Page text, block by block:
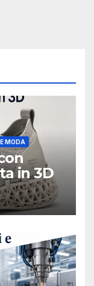
MODA
in 3D